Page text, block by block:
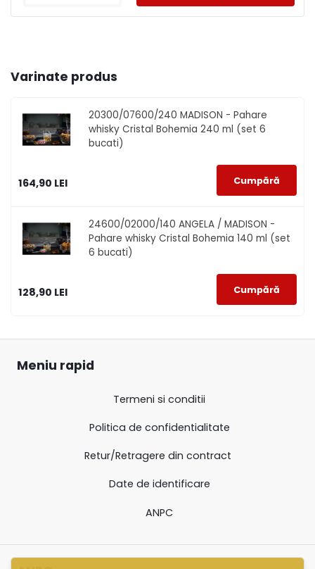
Varinate produs
20300/07600/240 MADISON - Pahare
whisky Cristal Bohemia 240 ml (set 6
bucati)
164,90 LEI
24600/02000/140 ANGELA / MADISON -
Pahare whisky Cristal Bohemia 140 ml (set
6 bucati)
128,90 LEI
Meniu rapid
Termeni si conditii
Politica de confidentialitate
Retur/Retragere din contract
Date de identificare
ANPC